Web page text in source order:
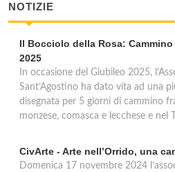
NOTIZIE
Il Bocciolo della Rosa:
2025
In occasione del Giubileo 2025,
Sant’Agostino ha dato vita ad una
disegnata per 5 giorni di cammino
monzese, comasca e lecchese e nel
CivArte - Arte nell’Orrido, una
Domenica 17 novembre 2024